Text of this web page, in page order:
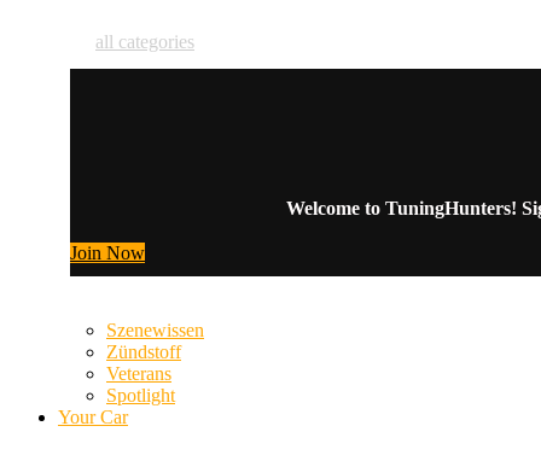
all categories
Welcome to TuningHunters!
Join Now
Szenewissen
Zündstoff
Veterans
Spotlight
Your Car